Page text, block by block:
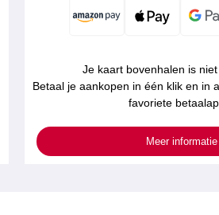
Je kaart bovenhalen is
Betaal je aankopen in één klik en in
favoriete
Meer informatie